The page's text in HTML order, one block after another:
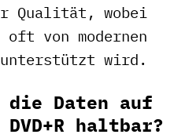
Qualität, wobei
oft von modernen
unterstützt wird.
die Daten auf
haltbar?